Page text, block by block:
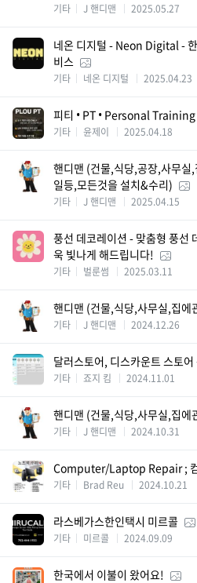
기타 J 핸디맨 2025.05.27
네온 디지털 - Neon Digital -
비스
기타 네온 디지털 2025.04.23
피티 • PT • Personal Training
기타 윤제이 2025.04.18
핸디맨 (건물,식당,공장,사무
일등,모든것을 설치&수리)
기타 J 핸디맨 2025.04.15
풍선 데코레이션 - 맞춤형 풍선
욱 빛나게 해드립니다!
기타 벌룬썸 2025.03.11
핸디맨 (건물,식당,사무실,집에
기타 J 핸디맨 2024.12.26
달러스토어, 디스카운트 스토
기타 죠지 킴 2024.11.01
핸디맨 (건물,식당,사무실,집에
기타 J 핸디맨 2024.10.31
Computer/Laptop Repair ;
기타 Brad Reu 2024.10.21
라스베가스한인택시 미르콜
기타 미르콜 2024.09.09
한국에서 이불이 왔어요!